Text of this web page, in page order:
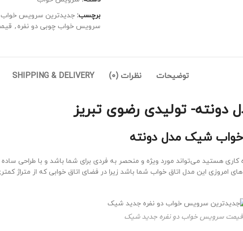
برچسب: جدیدترین سرویس
سرویس خواب چوبی دو نفره ,
توضیحات نظرات (0) SHIPPING & DELIVERY
تولیدی رضوی تبریز
شیک مدل دونته
هستید می‌تواند مورد ویژه و منحصر به فردی برای شما باشد و با طراحی
امروزی این مدل اتاق خواب شما باشد زیرا در فضای اتاق خوابی که از
قیمت سرویس خواب دو نفره جدید شیک